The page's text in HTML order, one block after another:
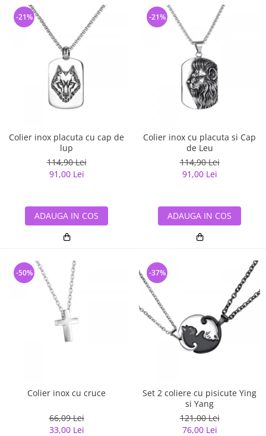
Colier inox placuta cu cap de
lup
114,90 Lei
91,00 Lei
-21%
ADAUGA IN COS
Colier inox cu placuta si Cap
de Leu
114,90 Lei
91,00 Lei
-21%
ADAUGA IN COS
Colier inox cu cruce
66,09 Lei
33,00 Lei
-50%
Set 2 coliere cu pisicute Ying
si Yang
121,00 Lei
76,00 Lei
-37%